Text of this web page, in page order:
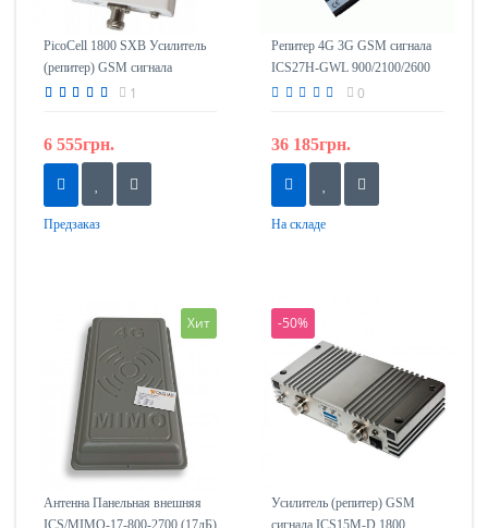
PicoCell 1800 SXB Усилитель
(репитер) GSM сигнала
1
6 555грн.
Предзаказ
Репитер 4G 3G GSM сигнала
ICS27H-GWL 900/2100/2600
0
36 185грн.
На складе
Хит
Антенна Панельная внешняя
-50%
Усилитель (репитер) GSM